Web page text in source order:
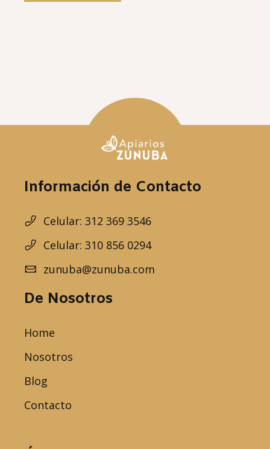
Información de Contacto
Celular: 312 369 3546
Celular: 310 856 0294
zunuba@zunuba.com
De Nosotros
Home
Nosotros
Blog
Contacto